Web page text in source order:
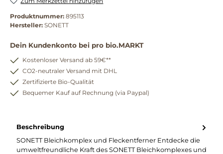
Produktnummer: 895113
Hersteller: SONETT
Dein Kundenkonto bei pro bio.MARKT
Kostenloser Versand ab 59€**
CO2-neutraler Versand mit DHL
Zertifizierte Bio-Qualität
Bequemer Kauf auf Rechnung (via Paypal)
Beschreibung
SONETT Bleichkomplex und Fleckentferner Entdecke die
umweltfreundliche Kraft des SONETT Bleichkomplexes und